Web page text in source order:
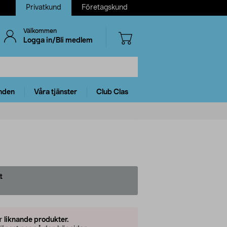
Privatkund Företagskund
Välkommen
Logga in/Bli medlem
Våra tjänster Club Clas
liknande produkter.